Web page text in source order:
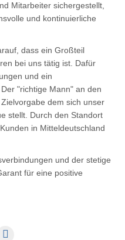
Mitarbeiter sichergestellt,
und kontinuierliche
dass ein Großteil
bei uns tätig ist. Dafür
und ein
"richtige Mann" an den
dem sich unser
stellt. Durch den Standort
in Mitteldeutschland
und der stetige
für eine positive